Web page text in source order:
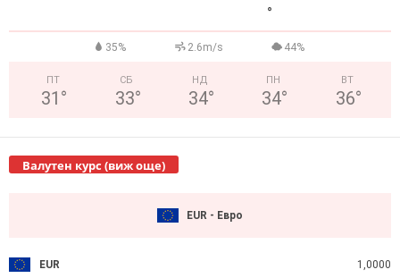
°
35% 2.6m/s 44%
ПТ
31 °
СБ
33°
НД
34°
ПН
34°
ВТ
36°
Валутен курс (виж още)
EUR - Евро
EUR 1,0000